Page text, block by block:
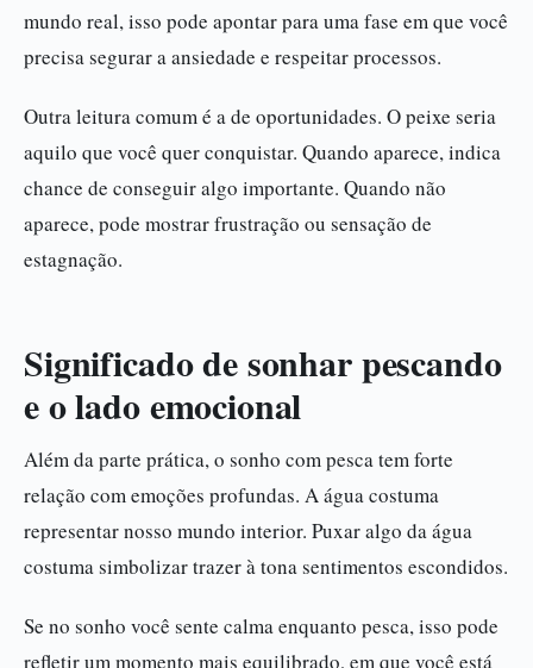
mundo real, isso pode apontar para uma fase em que você
precisa segurar a ansiedade e respeitar processos.
Outra leitura comum é a de oportunidades. O peixe seria
aquilo que você quer conquistar. Quando aparece, indica
chance de conseguir algo importante. Quando não
aparece, pode mostrar frustração ou sensação de
estagnação.
Significado de sonhar pescando
e o lado emocional
Além da parte prática, o sonho com pesca tem forte
relação com emoções profundas. A água costuma
representar nosso mundo interior. Puxar algo da água
costuma simbolizar trazer à tona sentimentos escondidos.
Se no sonho você sente calma enquanto pesca, isso pode
refletir um momento mais equilibrado, em que você está